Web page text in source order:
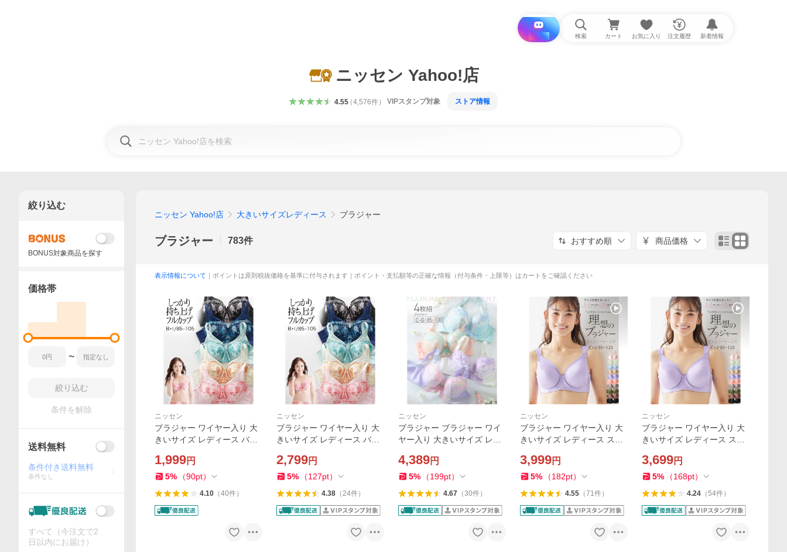
i と探す 検索 カート お気に入り 注文履歴 新着情報
ニッセン Yahoo!店
4.55（4,576件） VIPスタンプ対象 ストア情報
ニッセン Yahoo!店 大きいサイズレディース ブラジャー
ブラジャー 783件 おすすめ順 商品価格
表示情報について ｜ポイントは原則税抜価格を基準に付与されます｜ポイント・支払額等の正確な情報（付与条件・上限等）はカートをご確認ください
ニッセン
ブラジャー ワイヤー入り 大
きいサイズ レディース バス
プ B85〜F105 ニッセン niss
en
1,999円
5% （90pt）
4.10（40件）
ニッセン
ブラジャー ワイヤー入り 大
きいサイズ レディース バス
プ G85〜I100 ニッセン nisse
n
2,799円
5% （127pt）
4.38（24件）
ニッセン
ブラジャー ブラジャー ワイ
ヤー入り 大きいサイズ レデ
85〜D95 ニッセン nissen
4,389円
5% （199pt）
4.67（30件）
ニッセン
ブラジャー ワイヤー入り 大
きいサイズ レディース スマ
るモールドカップ＋ホック付
十人十適 F85〜H105 ニッセ
3,999円
5% （182pt）
4.55（71件）
ニッセン
ブラジャー ワイヤー入り 大
きいサイズ レディース スマ
るモールドカップ＋ホック付
十人十適 C85〜E105 ニッセ
3,699円
5% （168pt）
4.24（54件）
絞り込む
BONUS対象商品を探す
価格帯
〜
絞り込む
条件を解除
送料無料
条件付き送料無料
条件なし
すべて（今注文で2
日以内にお届け）